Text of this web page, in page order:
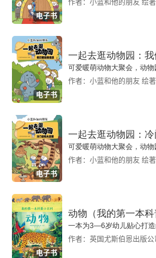
电子书
作者：小蓝和他的朋友 绘著
电子书
一起去逛动物园：
可爱暖萌动物大聚会，动物
作者：小蓝和他的朋友 绘著
电子书
一起去逛动物园：
可爱暖萌动物大聚会，动物
作者：小蓝和他的朋友 绘著
电子书
动物（我的第一本科
一本为3—6岁幼儿贴心打造
作者：英国尤斯伯恩出版公